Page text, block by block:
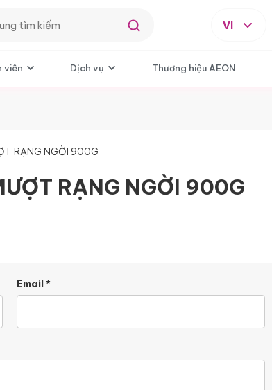
VI
viên Dịch vụ Thương hiệu AEON
RẠNG NGỜI 900G
RẠNG NGỜI 900G
Email*